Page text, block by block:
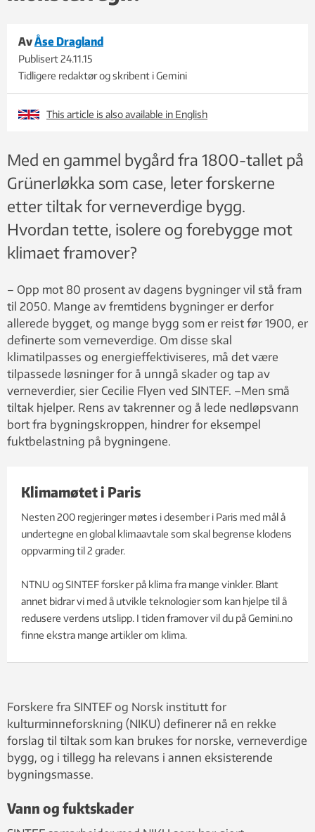
AvÅse Dragland
Publisert24.11.15
Tidligere redaktør og skribent i Gemini
This article is also available in English
Med en gammel bygård fra 1800-tallet på
Grünerløkka som case, leter forskerne
etter tiltak for verneverdige bygg.
Hvordan tette, isolere og forebygge mot
klimaet framover?
– Opp mot 80 prosent av dagens bygninger vil stå fram
til 2050. Mange av fremtidens bygninger er derfor
allerede bygget, og mange bygg som er reist før 1900, er
definerte som verneverdige. Om disse skal
klimatilpasses og energieffektiviseres, må det være
tilpassede løsninger for å unngå skader og tap av
verneverdier, sier Cecilie Flyen ved SINTEF. –Men små
tiltak hjelper. Rens av takrenner og å lede nedløpsvann
bort fra bygningskroppen, hindrer for eksempel
fuktbelastning på bygningene.
Klimamøtet i Paris
Nesten 200 regjeringer møtes i desember i Paris med mål å
undertegne en global klimaavtale som skal begrense klodens
oppvarming til 2 grader.
NTNU og SINTEF forsker på klima fra mange vinkler. Blant
annet bidrar vi med å utvikle teknologier som kan hjelpe til å
redusere verdens utslipp. I tiden framover vil du på Gemini.no
finne ekstra mange artikler om klima.
Forskere fra SINTEF og Norsk institutt for
kulturminneforskning (NIKU) definerer nå en rekke
forslag til tiltak som kan brukes for norske, verneverdige
bygg, og i tillegg ha relevans i annen eksisterende
bygningsmasse.
Vann og fuktskader